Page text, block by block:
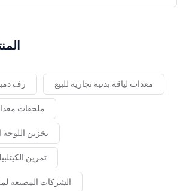
رف معدات لياقة بدنية تجارية للبيع
ملحقات
تخزين اللوحة
تمرين
الشركات المصنعة